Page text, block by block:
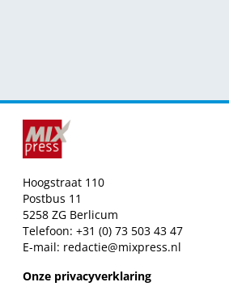
Hoogstraat 110
Postbus 11
5258 ZG Berlicum
Telefoon: +31 (0) 73 503 43 47
E-mail: redactie@mixpress.nl
Onze privacyverklaring